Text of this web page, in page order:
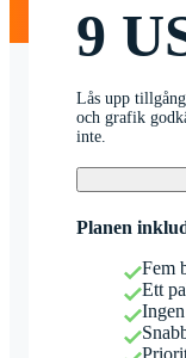
9
Lås upp
och grafik
inte.
Planen
Fem
Ett